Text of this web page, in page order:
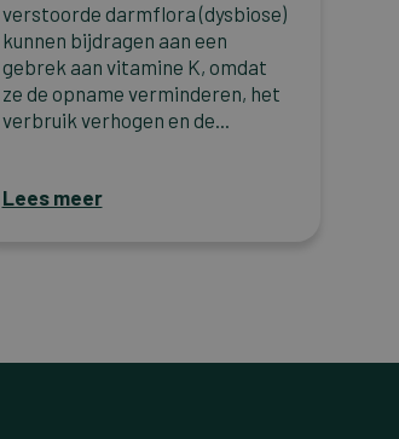
verstoorde darmflora (dysbiose)
kunnen bijdragen aan een
gebrek aan vitamine K, omdat
ze de opname verminderen, het
verbruik verhogen en de...
Lees meer